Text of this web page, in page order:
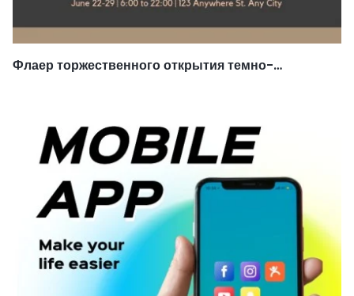
Флаер торжественного открытия темно-